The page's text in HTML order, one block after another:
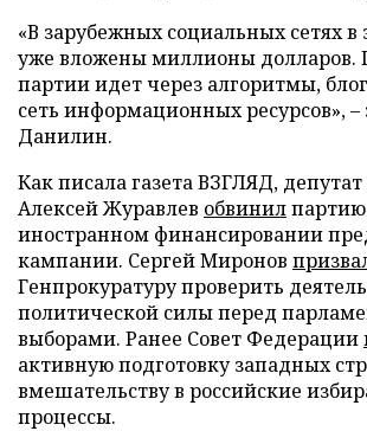
«В зарубежных социальных сетях
уже вложены миллионы долларов.
партии идет через алгоритмы,
сеть информационных ресурсов», –
Данилин.
Как писала газета ВЗГЛЯД,
Алексей Журавлев обвинилпартию
иностранном финансировании
кампании. Сергей Миронов
Генпрокуратуру проверить
политической силы перед
выборами. Ранее Совет Федерации
активную подготовку западных
вмешательству в российские
процессы.